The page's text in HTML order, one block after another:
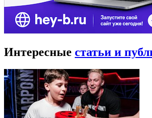
Интересные статьи и